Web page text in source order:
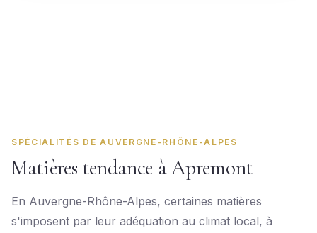
SPÉCIALITÉS DE AUVERGNE-RHÔNE-ALPES
Matières tendance à Apremont
En Auvergne-Rhône-Alpes, certaines matières
s'imposent par leur adéquation au climat local, à